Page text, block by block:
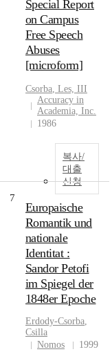
Special Report
on Campus
Free Speech
Abuses
[microform]
Csorba, Les, III
Accuracy in
Academia, Inc.
1986
복사/
대출
신청
7
Europaische
Romantik und
nationale
Identitat :
Sandor Petofi
im Spiegel der
1848er Epoche
Erdody-Csorba,
Csilla
Nomos
1999